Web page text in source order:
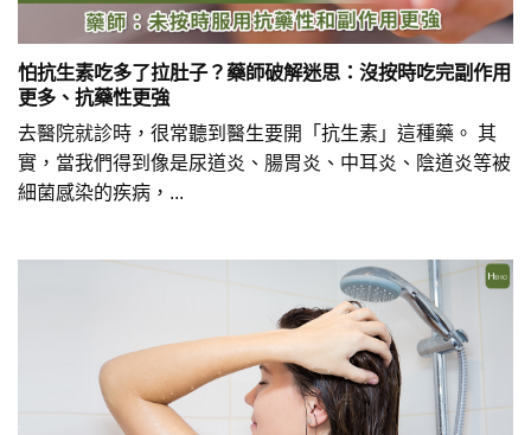
怕抗生素吃多了拉肚子？藥師破解迷思：沒按時吃完副作用
更多、抗藥性更強
去醫院就診時，很常聽到醫生要開「抗生素」這種藥。 其
實，當我們得到像是尿道炎、腸胃炎、中耳炎、陰道炎等被
細菌感染的疾病，...